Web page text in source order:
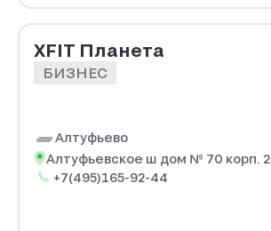
XFIT Планета
БИЗНЕС
Алтуфьево
Алтуфьевское ш дом № 70 корп. 2
+7(495)165-92-44